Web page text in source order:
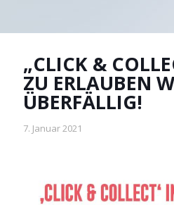
„CLICK &
ZU ERLAUBEN
ÜBERFÄLLIG!
7. Januar 2021